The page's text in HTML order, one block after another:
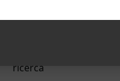
Sintetizza il
Utilizza parole
ricerca